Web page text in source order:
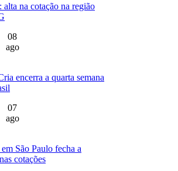
na cotação na região
08
ago
encerra a quarta semana
07
ago
São Paulo fecha a
cotações